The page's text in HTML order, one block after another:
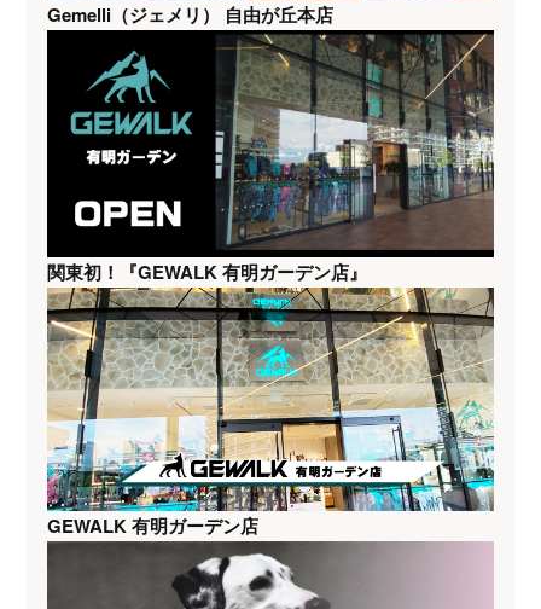
Gemelli（ジェメリ） 自由が丘本店
関東初！『GEWALK 有明ガーデン店』
GEWALK 有明ガーデン店